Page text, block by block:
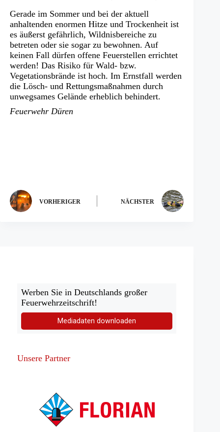
Gerade im Sommer und bei der aktuell
anhaltenden enormen Hitze und Trockenheit ist
es äußerst gefährlich, Wildnisbereiche zu
betreten oder sie sogar zu bewohnen. Auf
keinen Fall dürfen offene Feuerstellen errichtet
werden! Das Risiko für Wald- bzw.
Vegetationsbrände ist hoch. Im Ernstfall werden
die Lösch- und Rettungsmaßnahmen durch
unwegsames Gelände erheblich behindert.
Feuerwehr Düren
VORHERIGER NÄCHSTER
Werben Sie in Deutschlands großer
Feuerwehrzeitschrift!
Mediadaten downloaden
Unsere Partner